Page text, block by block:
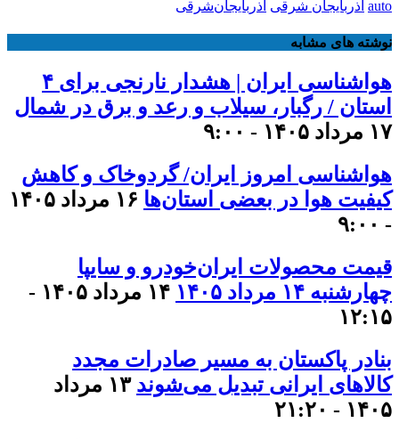
auto آذربایجان شرقی آذربایجان‌شرقی
نوشته های مشابه
هواشناسی ایران | هشدار نارنجی برای ۴
استان / رگبار، سیلاب و رعد و برق در شمال
۱۷ مرداد ۱۴۰۵ - ۹:۰۰
هواشناسی امروز ایران/ گردوخاک و کاهش
کیفیت هوا در بعضی استان‌ها
۱۶ مرداد ۱۴۰۵
- ۹:۰۰
قیمت محصولات ایران‌خودرو و سایپا
چهارشنبه ۱۴ مرداد ۱۴۰۵
۱۴ مرداد ۱۴۰۵ -
۱۲:۱۵
بنادر پاکستان به مسیر صادرات مجدد
کالاهای ایرانی تبدیل می‌شوند
۱۳ مرداد
۱۴۰۵ - ۲۱:۲۰